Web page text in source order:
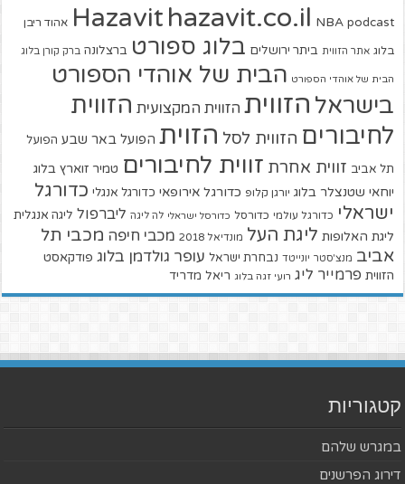
Hazavit hazavit.co.il NBA podcast אהוד ריבן
בלוג אתר הזווית ביתר ירושלים בלוג ספורט ברצלונה ברק קורן בלוג
הבית של אוהדי הספורט הבית של אוהדי הספורט
בישראל הזווית הזווית המקצועית הזווית
לחיבורים הזווית לסל הזוית הפועל באר שבע הפועל
תל אביב זווית אחרת זווית לחיבורים טמיר זוארץ בלוג
יוחאי שטנצלר בלוג יורגן קלופ כדורגל אירופאי כדורגל אנגלי כדורגל
ישראלי כדורגל עולמי כדורסל כדורסל ישראלי לה ליגה ליברפול ליגה אנגלית
ליגת האלופות ליגת העל מונדיאל 2018 מכבי חיפה מכבי תל
אביב מנצ'סטר יונייטד נבחרת ישראל עופר גולדמן בלוג פודקאסט
הזווית פרמייר ליג רועי זגה בלוג ריאל מדריד
קטגוריות
במגרש שלהם
דירוג הפרשנים